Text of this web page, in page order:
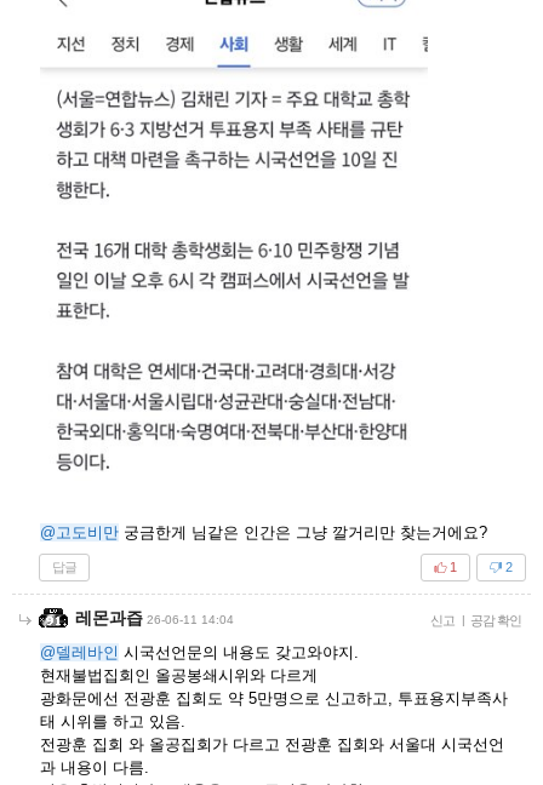
@고도비만 궁금한게 님같은 인간은 그냥 깔거리만 찾는거에요?
답글 2
1
레몬과즙 26-06-11 14:04 신고 | 공감 확인
@델레바인 시국선언문의 내용도 갖고와야지.
현재불법집회인 올공봉쇄시위와 다르게
광화문에선 전광훈 집회도 약 5만명으로 신고하고, 투표용지부족사
태 시위를 하고 있음.
전광훈 집회 와 올공집회가 다르고 전광훈 집회와 서울대 시국선언
과 내용이 다름.